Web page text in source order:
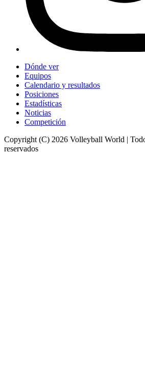
Dónde ver
Equipos
Calendario y resultados
Posiciones
Estadísticas
Noticias
Competición
Copyright (C) 2026 Volleyball World |
reservados